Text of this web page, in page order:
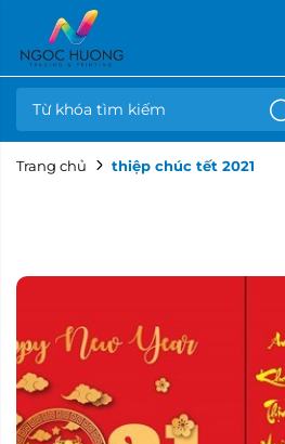
Trang chủ thiệp chúc tết 2021